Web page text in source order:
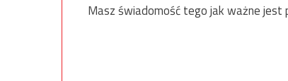
Masz świadomość tego jak ważne jest